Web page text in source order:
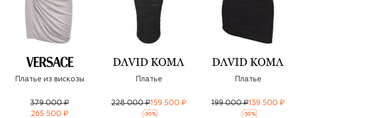
Платье из вискозы
379 000 ₽
265 500 ₽
Платье
228 000 ₽159 500 ₽
-30 %
Платье
199 000 ₽139 500 ₽
-30 %